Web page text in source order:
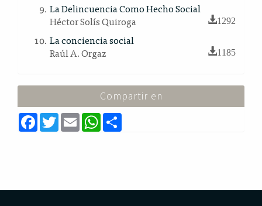
La Delincuencia Como Hecho Social
Héctor Solís Quiroga
1292
La conciencia social
Raúl A. Orgaz
1185
Compartir en
F
a
c
T
w
E
m
a
W
h
a